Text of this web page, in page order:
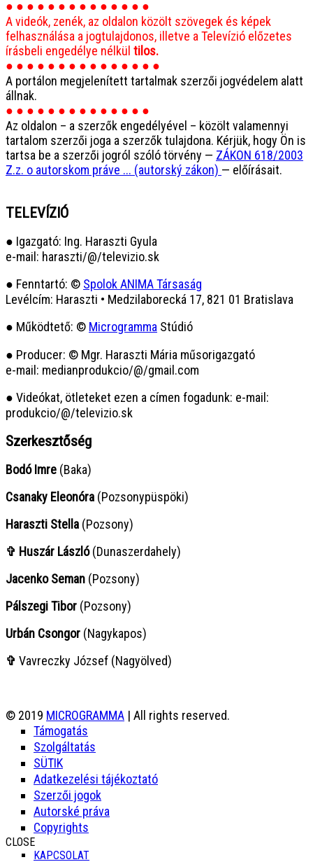
● ● ● ● ● ● ● ● ● ● ● ● ● ●
A videók, zenék, az oldalon közölt szövegek és képek
felhasználása a jogtulajdonos, illetve a Televízió előzetes
írásbeli engedélye nélkül tilos.
● ● ● ● ● ● ● ● ● ● ● ● ● ● ●
A portálon megjelenített tartalmak szerzői jogvédelem alatt
állnak.
● ● ● ● ● ● ● ● ● ● ● ● ● ●
Az oldalon – a szerzők engedélyével – közölt valamennyi
tartalom szerzői joga a szerzők tulajdona. Kérjük, hogy Ön is
tartsa be a szerzői jogról szóló törvény — ZÁKON 618/2003
Z.z. o autorskom práve ... (autorský zákon) — előírásait.
TELEVÍZIÓ
● Igazgató: Ing. Haraszti Gyula
e-mail: haraszti/@/televizio.sk
● Fenntartó: © Spolok ANIMA Társaság
Levélcím: Haraszti • Medzilaborecká 17, 821 01 Bratislava
● Működtető: © Microgramma Stúdió
● Producer: © Mgr. Haraszti Mária műsorigazgató
e-mail: medianprodukcio/@/gmail.com
● Videókat, ötleteket ezen a címen fogadunk: e-mail:
produkcio/@/televizio.sk
Szerkesztőség
Bodó Imre (Baka)
Csanaky Eleonóra (Pozsonypüspöki)
Haraszti Stella (Pozsony)
✞ Huszár László(Dunaszerdahely)
Jacenko Seman (Pozsony)
Pálszegi Tibor (Pozsony)
Urbán Csongor (Nagykapos)
✞ Vavreczky József (Nagyölved)
© 2019 MICROGRAMMA | All rights reserved.
Támogatás
Szolgáltatás
SÜTIK
Adatkezelési tájékoztató
Szerzői jogok
Autorské práva
Copyrights
CLOSE
KAPCSOLAT